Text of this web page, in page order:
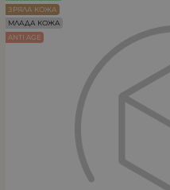
ЗРЯЛА КОЖА
МЛАДА КОЖА
ANTI AGE